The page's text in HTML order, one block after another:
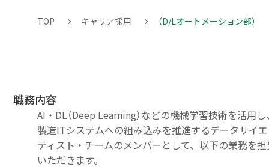
TOP キャリア採用 （D/Lオートメーション部）
職務内容
AI・DL（Deep Learning）などの機械学習技術を活用
製造ITシステムへの組み込みを推進するデータサイ
ティスト・チームのメンバーとして、以下の業務を
いただきます。